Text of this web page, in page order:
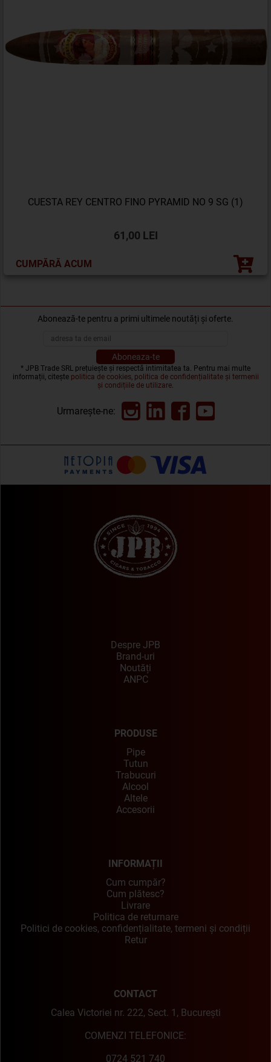
CUESTA REY CENTRO FINO PYRAMID NO 9 SG (1)
61,00 LEI
CUMPĂRĂ ACUM
Abonează-te pentru a primi ultimele noutăți și oferte.
* JPB Trade SRL prețuiește și respectă intimitatea ta. Pentru mai multe
informații, citește politica de cookies, politica de confidențialitate și termenii
și condițiile de utilizare.
Urmarește-ne:
Despre JPB
Brand-uri
Noutăți
ANPC
PRODUSE
Pipe
Tutun
Trabucuri
Alcool
Altele
Accesorii
INFORMAȚII
Cum cumpăr?
Cum plătesc?
Livrare
Politica de returnare
Politici de cookies, confidențialitate, termeni și condiții
Retur
CONTACT
Calea Victoriei nr. 222, Sect. 1, București
COMENZI TELEFONICE:
0724 521 740